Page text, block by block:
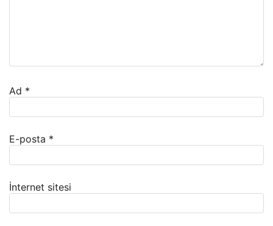
Ad *
E-posta *
İnternet sitesi